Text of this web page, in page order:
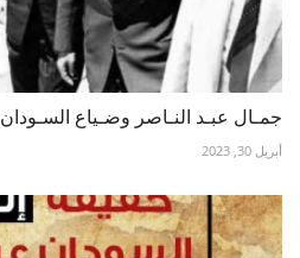
جمـال عبـد النـاصر وضـياع السـودان
أبريل 30, 2023